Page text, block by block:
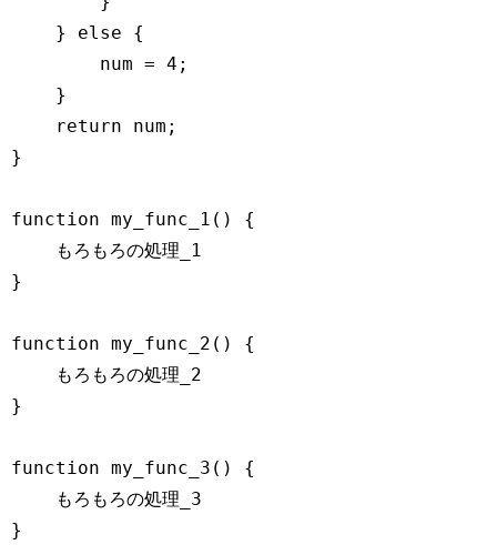
    }
else {
        num =
4 ;
    }
return num;
}
function my_func_1 ( ) {
    もろもろの処理_1
}
function my_func_2 ( ) {
    もろもろの処理_2
}
function my_func_3 ( ) {
    もろもろの処理_3
}